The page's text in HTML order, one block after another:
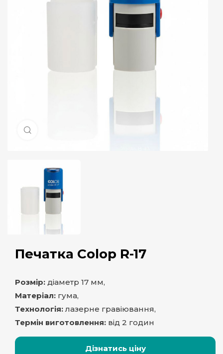
Печатка Colop R-17
Розмір: діаметр 17 мм,
Матеріал: гума,
Технологія:лазерне гравіювання,
Термін виготовлення: від 2 годин
Дізнатись ціну